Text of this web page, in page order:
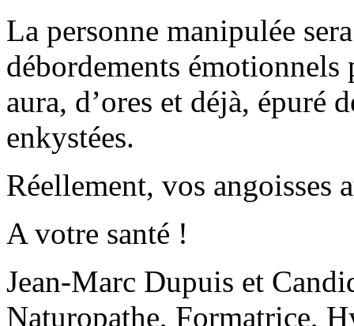
La personne manipulée
débordements
aura, d’ores et déjà, épuré
enkystées.
Réellement, vos angoisses
A votre santé !
Jean-Marc Dupuis et
Naturopathe, Formatrice,